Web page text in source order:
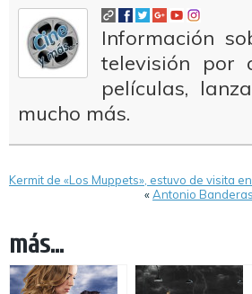
Información
televisión por
películas,
mucho más.
Kermit de «Los Muppets», estuvo de visita
«Antonio
más...